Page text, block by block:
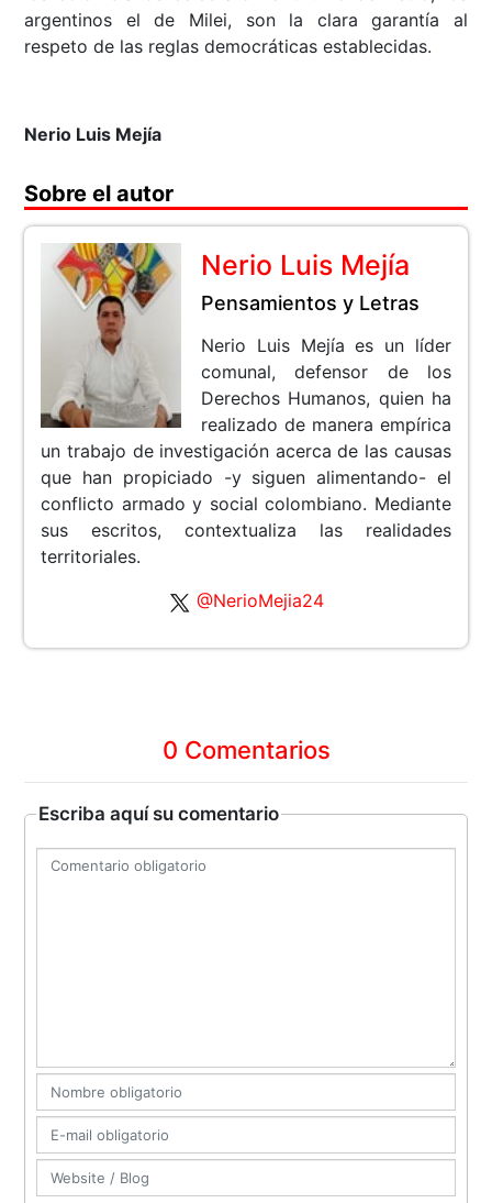
argentinos el de Milei, son la clara garantía al
respeto de las reglas democráticas establecidas.
Nerio Luis Mejía
Sobre el autor
Nerio Luis Mejía
Pensamientos y Letras
Nerio Luis Mejía es un líder
comunal, defensor de los
Derechos Humanos, quien ha
realizado de manera empírica
un trabajo de investigación acerca de las causas
que han propiciado -y siguen alimentando- el
conflicto armado y social colombiano. Mediante
sus escritos, contextualiza las realidades
territoriales.
@NerioMejia24
0 Comentarios
Escriba aquí su comentario